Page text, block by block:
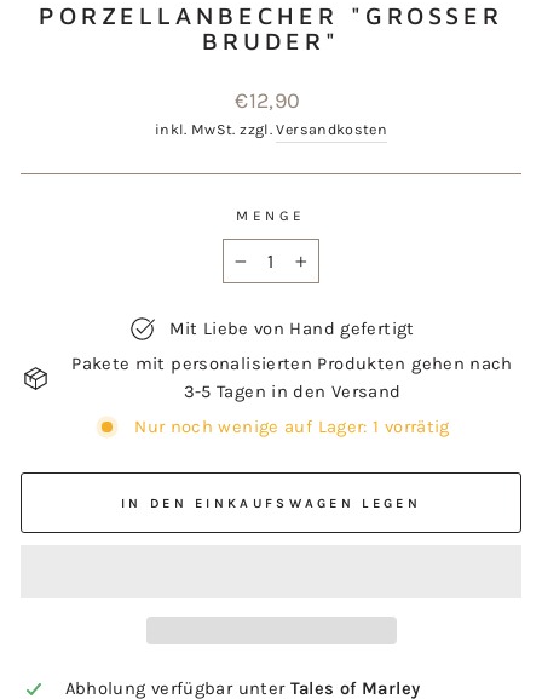
PORZELLANBECHER "GROSSER
BRUDER"
Normaler
Preis
€12,90
inkl. MwSt. zzgl.Versandkosten
MENGE
Mit Liebe von Hand gefertigt
Pakete mit personalisierten Produkten gehen nach
3-5 Tagen in den Versand
Nur noch wenige auf Lager: 1 vorrätig
IN DEN EINKAUFSWAGEN LEGEN
Abholung verfügbar unter Tales of Marley